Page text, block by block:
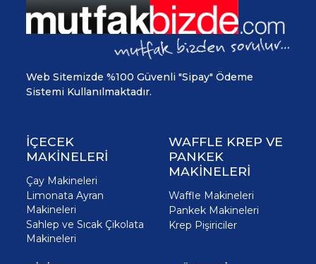
Web Sitemizde %100 Güvenli "Sipay" Ödeme
Sistemi Kullanılmaktadır.
İÇECEK
MAKİNELERİ
Çay Makineleri
Limonata Ayran
Makineleri
Sahlep ve Sıcak Çikolata
Makineleri
WAFFLE KREP VE
PANKEK
MAKİNELERİ
Waffle Makineleri
Pankek Makineleri
Krep Pişiriciler